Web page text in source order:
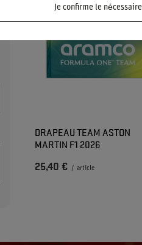
DRAPEAU TEAM ASTON
MARTIN F1 2026
25,40 € / article
Je confirme le nécessaire